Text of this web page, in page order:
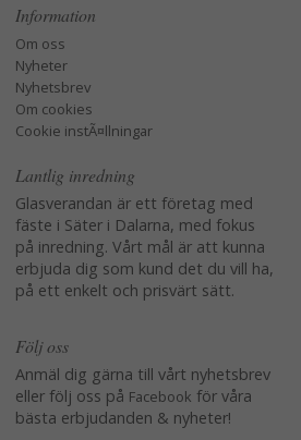
Information
Om oss
Nyheter
Nyhetsbrev
Om cookies
Cookie instÃ¤llningar
Lantlig inredning
Glasverandan är ett företag med
fäste i Säter i Dalarna, med fokus
på inredning. Vårt mål är att kunna
erbjuda dig som kund det du vill ha,
på ett enkelt och prisvärt sätt.
Följ oss
Anmäl dig gärna till vårt nyhetsbrev
eller följ oss på Facebook för våra
bästa erbjudanden & nyheter!